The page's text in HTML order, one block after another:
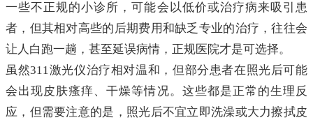
一些不正规的小诊所，可能会以低价或治疗病来吸引患
者，但其相对高些的后期费用和缺乏专业的治疗，往往会
让人白跑一趟，甚至延误病情，正规医院才是可选择。
虽然311激光仪治疗相对温和，但部分患者在照光后可能
会出现皮肤瘙痒、干燥等情况。这些都是正常的生理反
应，但需要注意的是，照光后不宜立即洗澡或大力擦拭皮